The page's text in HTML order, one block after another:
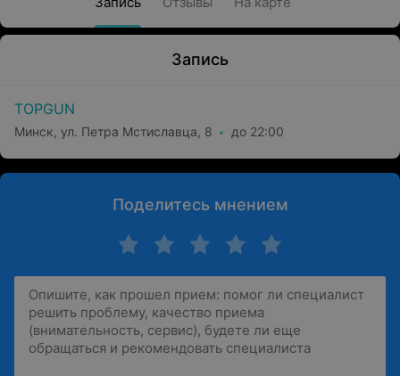
Запись
TOPGUN
Минск, ул. Петра Мстиславца, 8 до 22:00
Поделитесь мнением